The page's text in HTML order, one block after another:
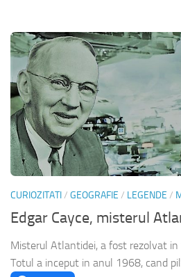
CURIOZITATI/ GEOGRAFIE / LEGENDE /
Edgar Cayce, misterul
Misterul Atlantidei, a fost rezolvat in
Totul a inceput in anul 1968, cand